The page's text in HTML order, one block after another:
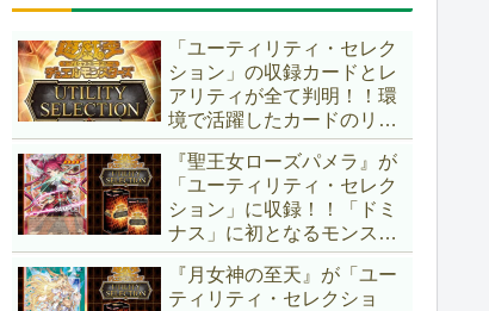
跡」もテーマ化です！！
【遊戯王ラッシュデュエ
ル】
「ユーティリティ・セレク
ション」の収録カードとレ
アリティが全て判明！！環
境で活躍したカードのリメ
イクが多数収録！！調整版
『墓穴の指名者』や「ドミ
ナス」の少女のカード化な
ど、注目要素が満載ですね
～。【遊戯王OCG】
『聖王女ローズパメラ』が
「ユーティリティ・セレク
ション」に収録！！「ドミ
ナス」に初となるモンスタ
ーが登場！！『聖王の粉
砕』や『列王詩篇』に描か
れていた少女で、実際にこ
『月女神の至天』が「ユー
ティリティ・セレクショ